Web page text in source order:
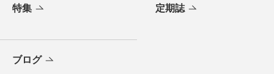
特集 定期誌
ブログ